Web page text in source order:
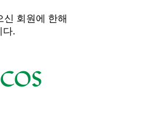
신 회원에 한해
다.